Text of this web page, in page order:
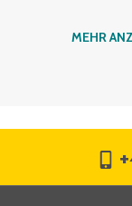
MEHR